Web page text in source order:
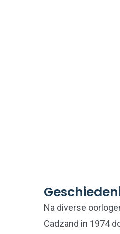
Na diverse
Cadzand in 1974